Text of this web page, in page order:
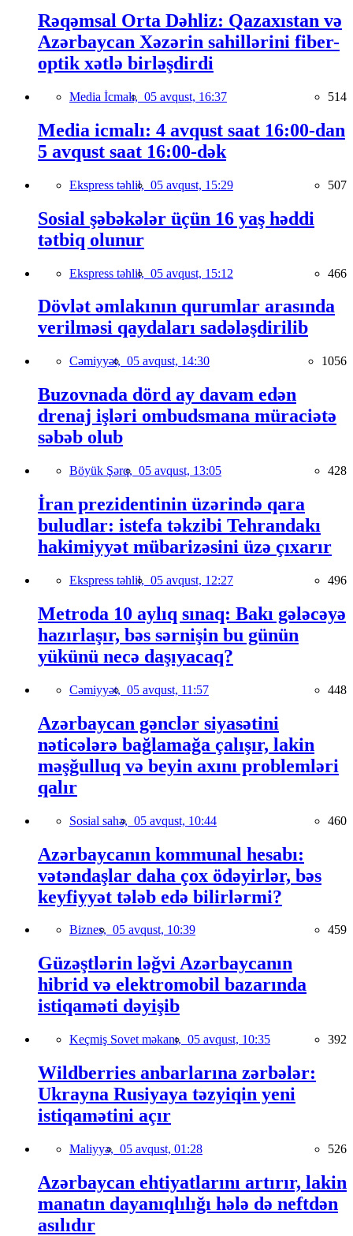
Rəqəmsal Orta Dəhliz: Qazaxıstan və
Azərbaycan Xəzərin sahillərini fiber-
optik xətlə birləşdirdi
Media İcmalı, 05 avqust, 16:37 514
Media icmalı: 4 avqust saat 16:00-dan
5 avqust saat 16:00-dək
Ekspress təhlil, 05 avqust, 15:29 507
Sosial şəbəkələr üçün 16 yaş həddi
tətbiq olunur
Ekspress təhlil, 05 avqust, 15:12 466
Dövlət əmlakının qurumlar arasında
verilməsi qaydaları sadələşdirilib
Cəmiyyət, 05 avqust, 14:30 1056
Buzovnada dörd ay davam edən
drenaj işləri ombudsmana müraciətə
səbəb olub
Böyük Şərq, 05 avqust, 13:05 428
İran prezidentinin üzərində qara
buludlar: istefa təkzibi Tehrandakı
hakimiyyət mübarizəsini üzə çıxarır
Ekspress təhlil, 05 avqust, 12:27 496
Metroda 10 aylıq sınaq: Bakı gələcəyə
hazırlaşır, bəs sərnişin bu günün
yükünü necə daşıyacaq?
Cəmiyyət, 05 avqust, 11:57 448
Azərbaycan gənclər siyasətini
nəticələrə bağlamağa çalışır, lakin
məşğulluq və beyin axını problemləri
qalır
Sosial sahə, 05 avqust, 10:44 460
Azərbaycanın kommunal hesabı:
vətəndaşlar daha çox ödəyirlər, bəs
keyfiyyət tələb edə bilirlərmi?
Biznes, 05 avqust, 10:39 459
Güzəştlərin ləğvi Azərbaycanın
hibrid və elektromobil bazarında
istiqaməti dəyişib
Keçmiş Sovet məkanı, 05 avqust, 10:35 392
Wildberries anbarlarına zərbələr:
Ukrayna Rusiyaya təzyiqin yeni
istiqamətini açır
Maliyyə, 05 avqust, 01:28 526
Azərbaycan ehtiyatlarını artırır, lakin
manatın dayanıqlılığı hələ də neftdən
asılıdır